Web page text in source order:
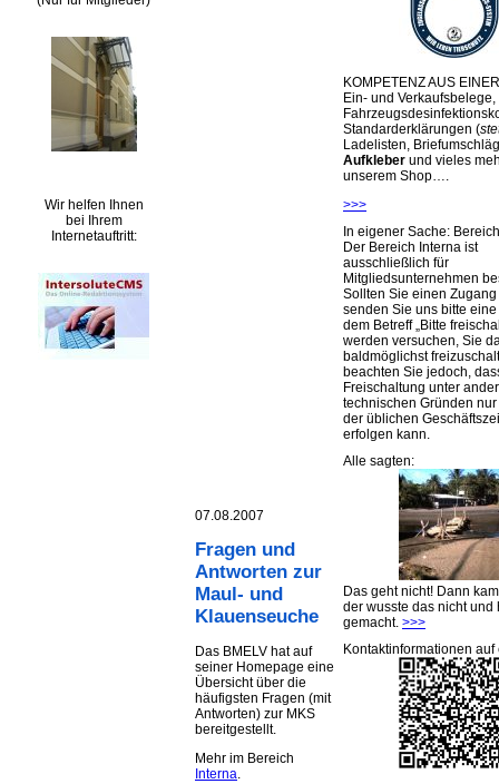
Wir helfen Ihnen
bei Ihrem
Internetauftritt:
07.08.2007
Fragen und
Antworten zur
Maul- und
Klauenseuche
Das BMELV hat auf
seiner Homepage eine
Übersicht über die
häufigsten Fragen (mit
Antworten) zur MKS
bereitgestellt.
Mehr im Bereich
Interna.
KOMPETENZ AUS
Ein- und Verkaufsbelege,
Standarderklärungen (
Ladelisten,
Aufkleber und vieles
unserem Shop….
>>>
In eigener Sache:
Der Bereich Interna ist
ausschließlich für
Mitgliedsunternehmen
Sollten Sie einen
senden Sie uns bitte
dem Betreff „Bitte
werden versuchen, Sie
baldmöglichst
beachten Sie jedoch,
Freischaltung unter
technischen Gründen
der üblichen
erfolgen kann.
Alle sagten:
Das geht nicht! Dann
der wusste das nicht und
gemacht. >>>
Kontaktinformationen